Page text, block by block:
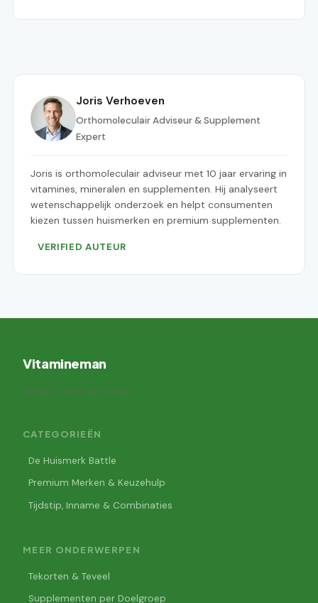
Joris Verhoeven
Orthomoleculair Adviseur & Supplement
Expert
Joris is orthomoleculair adviseur met 10 jaar ervaring in
vitamines, mineralen en supplementen. Hij analyseert
wetenschappelijk onderzoek en helpt consumenten
kiezen tussen huismerken en premium supplementen.
VERIFIED AUTEUR
Vitamineman
Auteur: Joris Verhoeven
CATEGORIEËN
De Huismerk Battle
Premium Merken & Keuzehulp
Tijdstip, Inname & Combinaties
MEER ONDERWERPEN
Tekorten & Teveel
Supplementen per Doelgroep